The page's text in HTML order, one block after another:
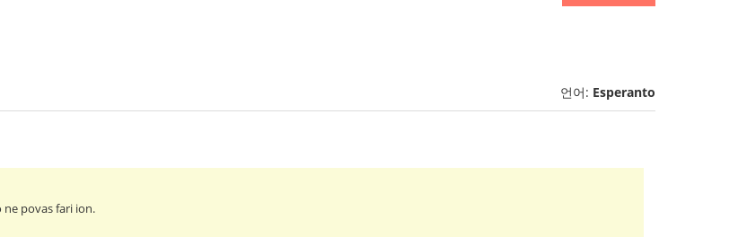
언어: Esperanto
ne povas fari ion.